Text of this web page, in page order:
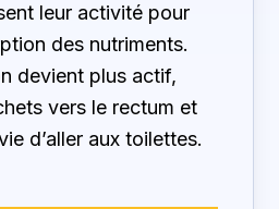
leur activité pour
des nutriments.
devient plus actif,
vers le rectum et
d’aller aux toilettes.